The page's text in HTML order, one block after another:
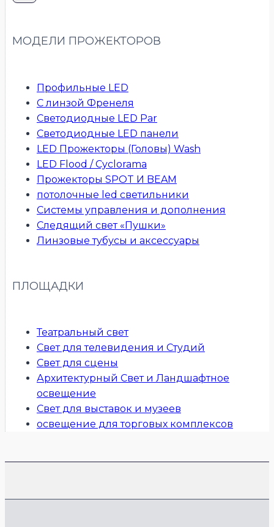
МОДЕЛИ ПРОЖЕКТОРОВ
Профильные LED
С линзой Френеля
Светодиодные LED Par
Светодиодные LED панели
LED Прожекторы (Головы) Wash
LED Flood / Cyclorama
Прожекторы SPOT И BEAM
потолочные led светильники
Системы управления и дополнения
Следящий свет «Пушки»
Линзовые тубусы и аксессуары
ПЛОЩАДКИ
Театральный свет
Свет для телевидения и Студий
Свет для сцены
Архитектурный Свет и Ландшафтное
освещение
Свет для выставок и музеев
освещение для торговых комплексов